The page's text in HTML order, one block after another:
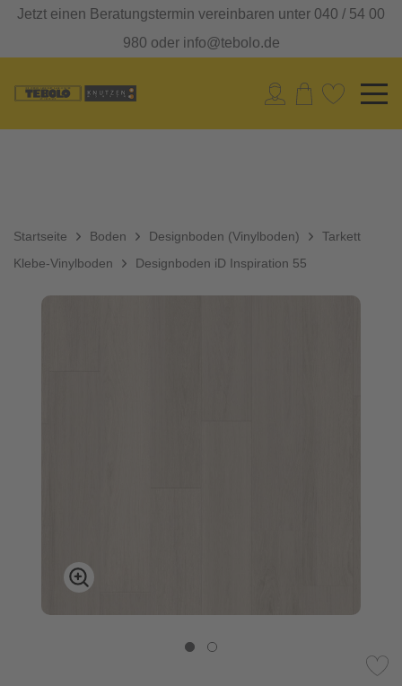
Jetzt einen Beratungstermin vereinbaren unter 040 / 54 00
980 oder info@tebolo.de
Startseite Boden
Designboden (Vinylboden)
Klebe-Vinylboden
Tarkett
Designboden iD Inspiration 55